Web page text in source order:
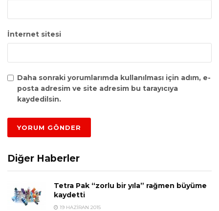
İnternet sitesi
Daha sonraki yorumlarımda kullanılması için adım, e-
posta adresim ve site adresim bu tarayıcıya
kaydedilsin.
Diğer Haberler
Tetra Pak “zorlu bir yıla” rağmen büyüme
kaydetti
19 HAZIRAN 2015